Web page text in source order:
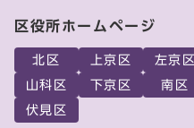
区役所ホームページ
北区 上京区 左京区
山科区
下京区 南区
伏見区